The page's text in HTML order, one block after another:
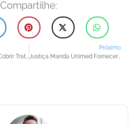
Compartilhe:
Bradesco Saúde Deve Cobrir Tratamento com Rituximabe para Neuromielite Óptica
Próximo
Justiça Manda Unimed Fornecer Anifrolumabe Para Lúpus